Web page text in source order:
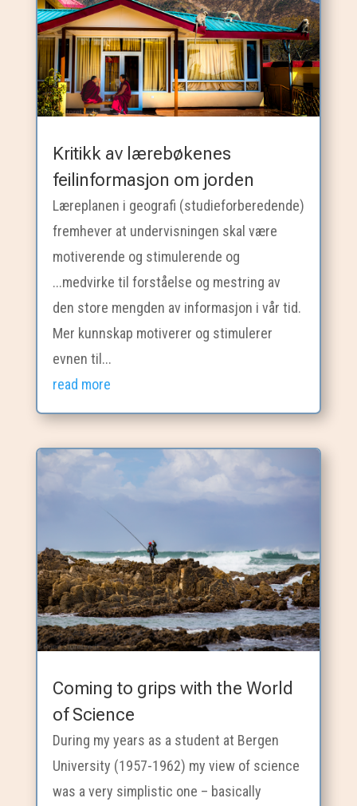
Kritikk av lærebøkenes
feilinformasjon om jorden
Læreplanen i geografi (studieforberedende)
fremhever at undervisningen skal være
motiverende og stimulerende og
...medvirke til forståelse og mestring av
den store mengden av informasjon i vår tid.
Mer kunnskap motiverer og stimulerer
evnen til...
read more
Coming to grips with the World
of Science
During my years as a student at Bergen
University (1957-1962) my view of science
was a very simplistic one – basically